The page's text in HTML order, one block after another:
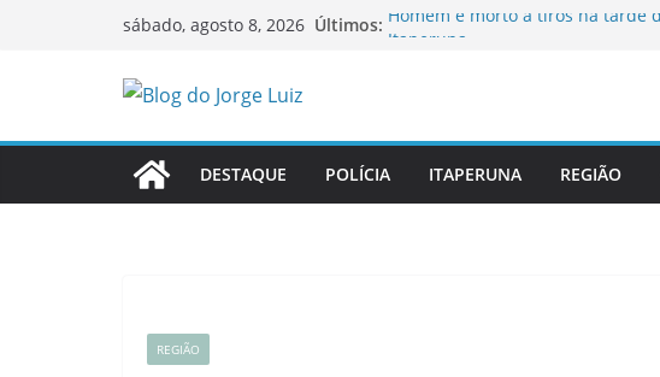
sábado, agosto 8, 2026 Últimos: Homem é morto a tiros na tarde
Ao vivo: sessão ordinária na
Itaperuna
DESTAQUE POLÍCIA ITAPERUNA REGIÃO
REGIÃO